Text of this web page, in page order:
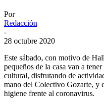
Por
Redacción
-
28 octubre 2020
Este sábado, con motivo de
pequeños de la casa van a
cultural, disfrutando de
mano del Colectivo Gozarte, y
higiene frente al coronavirus.